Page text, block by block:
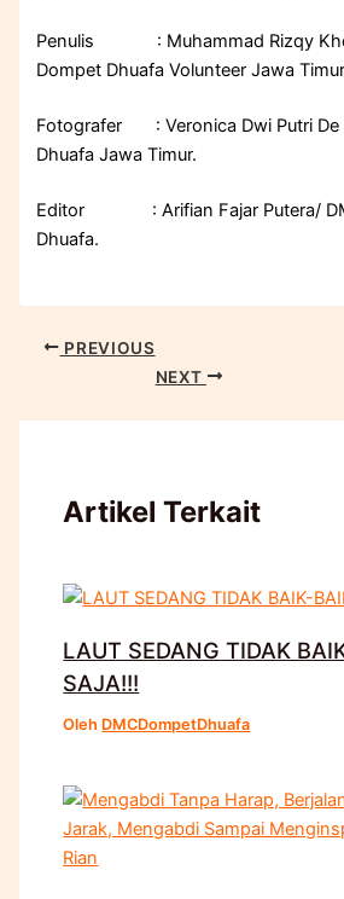
Penulis : Muhammad Rizqy
Dompet Dhuafa Volunteer Jawa
Fotografer : Veronica Dwi Putri De
Dhuafa Jawa Timur.
Editor : Arifian Fajar Putera/
Dhuafa.
PREVIOUS
NEXT
Artikel Terkait
LAUT SEDANG TIDAK
SAJA!!!
Oleh DMCDompetDhuafa